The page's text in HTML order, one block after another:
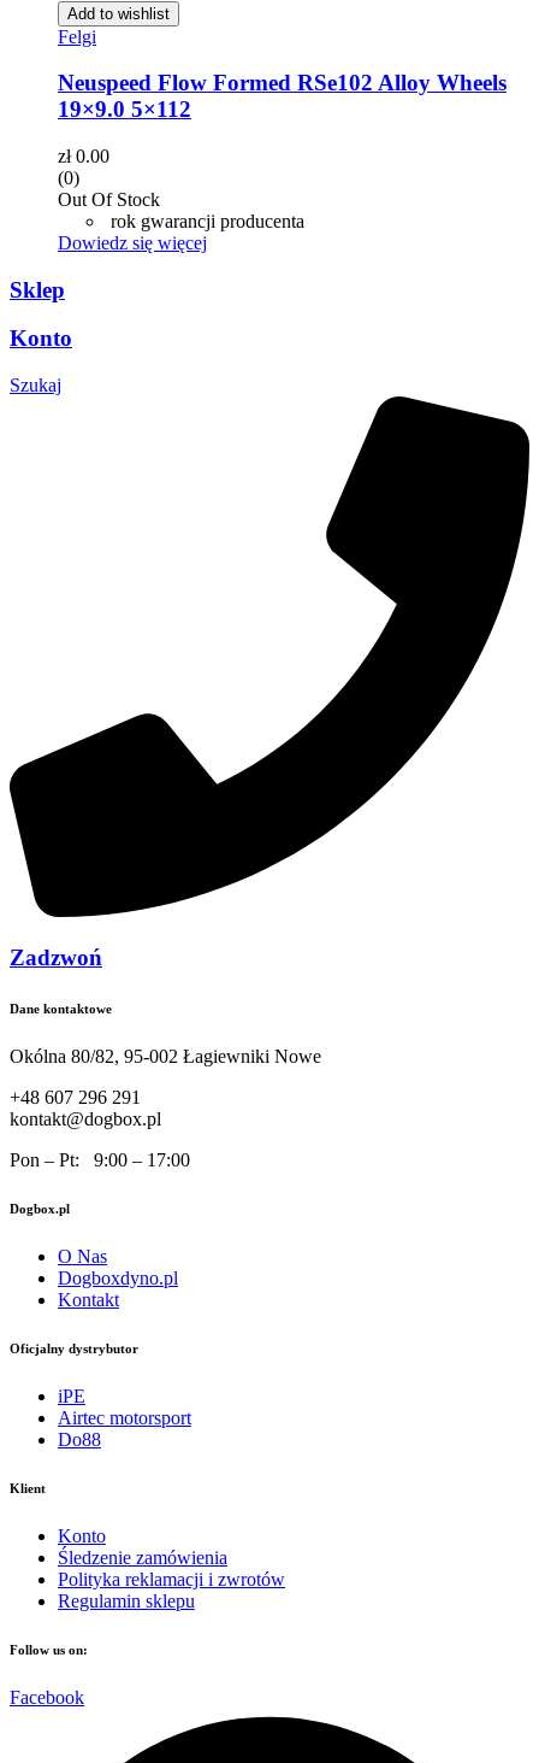
Add to wishlist
Felgi
Neuspeed Flow Formed RSe102 Alloy Wheels
19×9.0 5×112
zł0.00
(0)
Out Of Stock
rok gwarancji producenta
Dowiedz się więcej
Sklep
Konto
Szukaj
Zadzwoń
Dane kontaktowe
Okólna 80/82, 95-002 Łagiewniki Nowe
+48 607 296 291
kontakt@dogbox.pl
Pon – Pt: 9:00 – 17:00
Dogbox.pl
O Nas
Dogboxdyno.pl
Kontakt
Oficjalny dystrybutor
iPE
Airtec motorsport
Do88
Klient
Konto
Śledzenie zamówienia
Polityka reklamacji i zwrotów
Regulamin sklepu
Follow us on:
Facebook